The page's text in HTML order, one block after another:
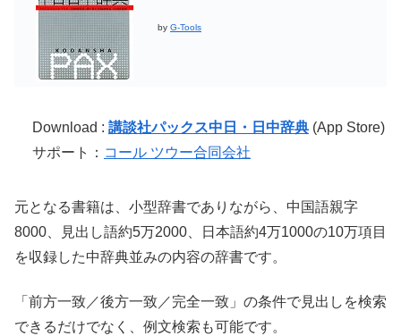
by G-Tools
Download : 講談社パックス中日・日中辞典 (App Store)
サポート： コール ツウー合同会社
元となる書籍は、小型辞書でありながら、中国語親字
8000、見出し語約5万2000、日本語約4万1000の10万項目
を収録した中辞典並みの内容の辞書です。
「前方一致／後方一致／完全一致」の条件で見出しを検索
できるだけでなく、例文検索も可能です。